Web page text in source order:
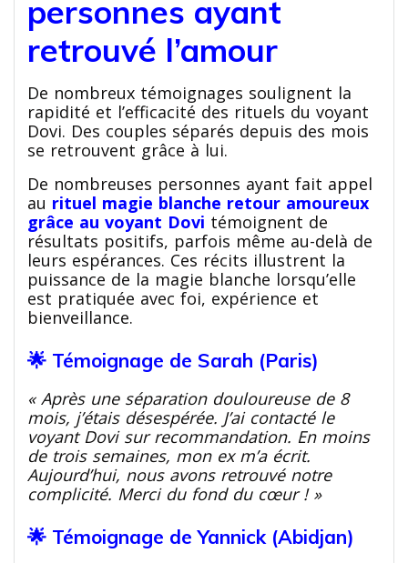
personnes ayant
retrouvé l’amour
De nombreux témoignages soulignent la
rapidité et l’efficacité des rituels du voyant
Dovi. Des couples séparés depuis des mois
se retrouvent grâce à lui.
De nombreuses personnes ayant fait appel
au rituel magie blanche retour amoureux
grâce au voyant Dovi témoignent de
résultats positifs, parfois même au-delà de
leurs espérances. Ces récits illustrent la
puissance de la magie blanche lorsqu’elle
est pratiquée avec foi, expérience et
bienveillance.
🌟 Témoignage de Sarah (Paris)
« Après une séparation douloureuse de 8
mois, j’étais désespérée. J’ai contacté le
voyant Dovi sur recommandation. En moins
de trois semaines, mon ex m’a écrit.
Aujourd’hui, nous avons retrouvé notre
complicité. Merci du fond du cœur ! »
🌟 Témoignage de Yannick (Abidjan)